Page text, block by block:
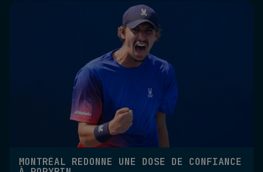
MONTRÉAL REDONNE UNE DOSE DE CONFIANCE